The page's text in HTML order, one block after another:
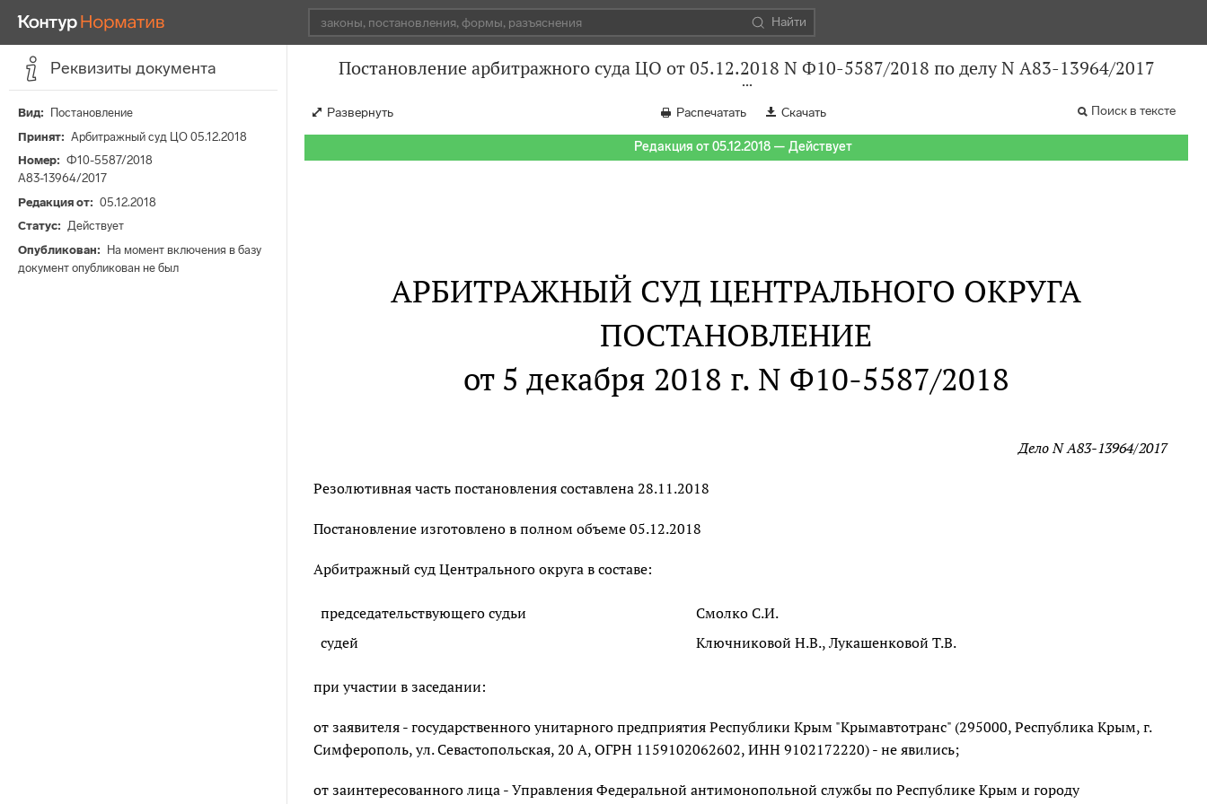
Найти
Реквизиты документа
Вид
Постановление
Принят
Арбитражный суд ЦО 05.12.2018
Номер
Ф10-5587/2018
А83-13964/2017
Редакция от
05.12.2018
Статус
Действует
Опубликован
На момент включения в базу
документ опубликован не был
Постановление арбитражного суда ЦО от 05.12.2018 N Ф10-5587/2018 по делу N А83-13964/2017
Развернуть Распечатать Скачать Поиск в тексте
Редакция от 05.12.2018 — Действует
АРБИТРАЖНЫЙ СУД ЦЕНТРАЛЬНОГО ОКРУГА
ПОСТАНОВЛЕНИЕ
от 5 декабря 2018 г. N Ф10-5587/2018
Дело N А83-13964/2017
Резолютивная часть постановления составлена 28.11.2018
Постановление изготовлено в полном объеме 05.12.2018
Арбитражный суд Центрального округа в составе:
председательствующего судьи
Смолко С.И.
судей
Ключниковой Н.В., Лукашенковой Т.В.
при участии в заседании:
от заявителя - государственного унитарного предприятия Республики Крым "Крымавтотранс" (295000, Республика Крым, г.
Симферополь, ул. Севастопольская, 20 А, ОГРН 1159102062602, ИНН 9102172220) - не явились;
от заинтересованного лица - Управления Федеральной антимонопольной службы по Республике Крым и городу